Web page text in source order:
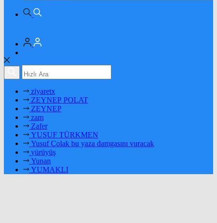
ziyaretx
ZEYNEP POLAT
ZEYNEP
zam
Zafer
YUSUF TÜRKMEN
Yusuf Çolak bu yaza damgasını vuracak
yürüyüş
Yunan
YUMAKLI